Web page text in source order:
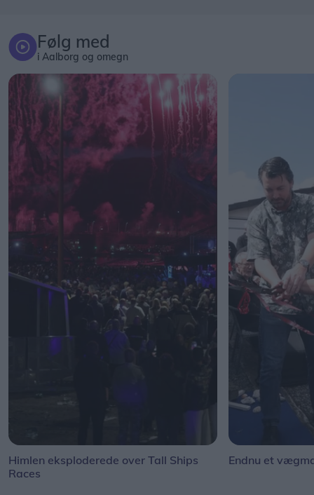
Følg med
i Aalborg og omegn
Himlen eksploderede over Tall Ships
Races
Endnu et